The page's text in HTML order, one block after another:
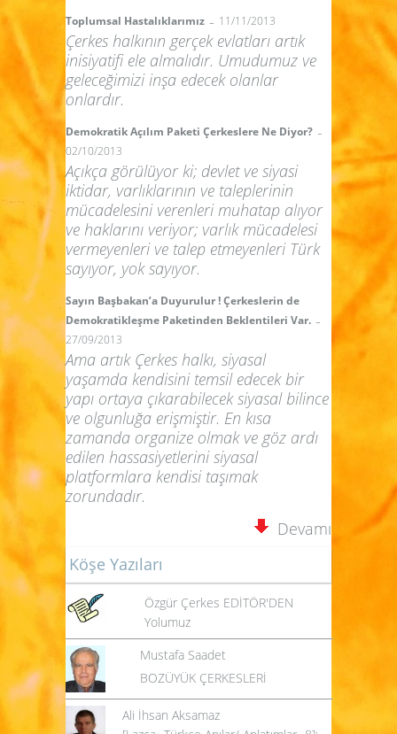
Toplumsal Hastalıklarımız - 11/11/2013
Çerkes halkının gerçek evlatları artık
inisiyatifi ele almalıdır. Umudumuz ve
geleceğimizi inşa edecek olanlar
onlardır.
Demokratik Açılım Paketi Çerkeslere Ne Diyor? -
02/10/2013
Açıkça görülüyor ki; devlet ve siyasi
iktidar, varlıklarının ve taleplerinin
mücadelesini verenleri muhatap alıyor
ve haklarını veriyor; varlık mücadelesi
vermeyenleri ve talep etmeyenleri Türk
sayıyor, yok sayıyor.
Sayın Başbakan’a Duyurulur ! Çerkeslerin de
Demokratikleşme Paketinden Beklentileri Var. -
27/09/2013
Ama artık Çerkes halkı, siyasal
yaşamda kendisini temsil edecek bir
yapı ortaya çıkarabilecek siyasal bilince
ve olgunluğa erişmiştir. En kısa
zamanda organize olmak ve göz ardı
edilen hassasiyetlerini siyasal
platformlara kendisi taşımak
zorundadır.
Devamı
Köşe Yazıları
Özgür Çerkes EDİTÖR'DEN
Yolumuz
Mustafa Saadet
BOZÜYÜK ÇERKESLERİ
Ali İhsan Aksamaz